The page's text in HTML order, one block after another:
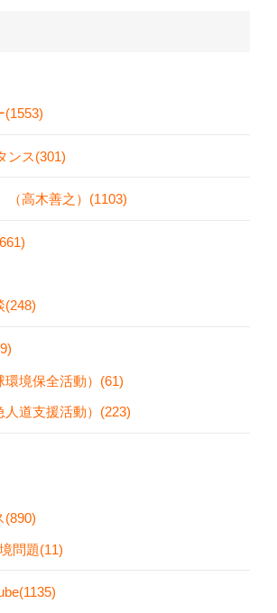
(1553)
ンス(301)
（高木善之）(1103)
(248)
環境保全活動）(61)
人道支援活動）(223)
(890)
問題(11)